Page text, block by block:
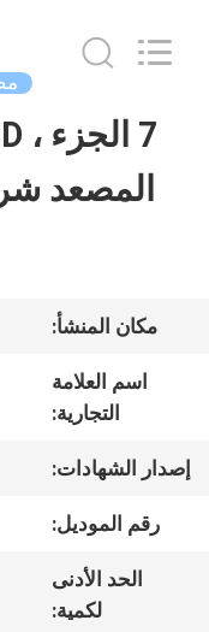
بيت
أشرطة
فيديو
معلومات
SUNNY
المصعد
مكان المنشأ:
اسم العلامة
التجارية:
إصدار الشهادات:
رقم الموديل:
الحد الأدنى
لكمية: